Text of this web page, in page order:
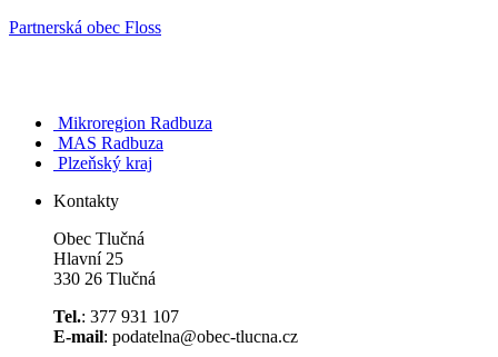
Partnerská obec Floss
Mikroregion Radbuza
MAS Radbuza
Plzeňský kraj
Kontakty
Obec Tlučná
Hlavní 25
330 26 Tlučná
Tel.: 377 931 107
E-mail: podatelna@obec-tlucna.cz